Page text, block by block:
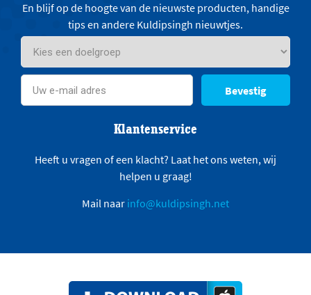
En blijf op de hoogte van de nieuwste producten, handige
tips en andere Kuldipsingh nieuwtjes.
Bevestig
Klantenservice
Heeft u vragen of een klacht? Laat het ons weten, wij
helpen u graag!
Mail naar info@kuldipsingh.net